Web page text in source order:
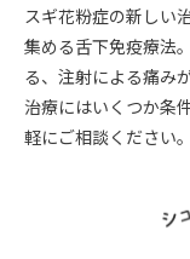
スギ花粉症の新しい
集める舌下免疫療法
る、注射による痛み
治療にはいくつか条
軽にご相談ください。